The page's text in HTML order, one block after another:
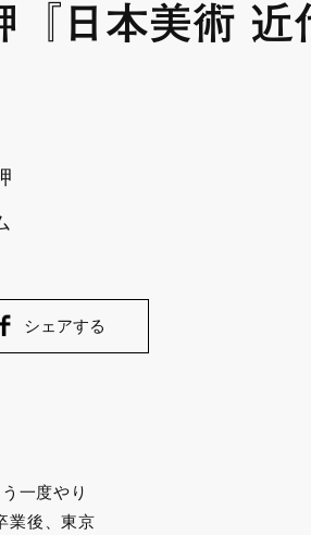
『日本美術 近
シェアする
一度やり
業後、東京